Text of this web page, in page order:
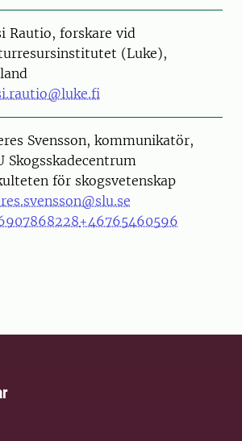
Rautio, forskare vid
(Luke),
Svensson, kommunikatör,
Skogsskadecentrum
för skogsvetenskap
+46765460596